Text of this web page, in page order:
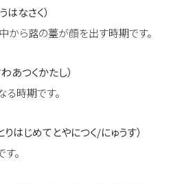
なさく）
から蕗の薹が顔を出す時期です。
あつくかたし）
る時期です。
はじめてとやにつく/にゅうす）
。